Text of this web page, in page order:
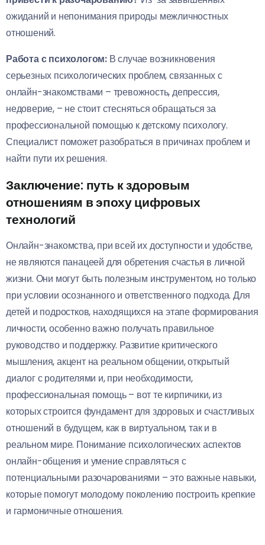
ожиданий и непонимания природы межличностных
отношений.
Работа с психологом: В случае возникновения
серьезных психологических проблем, связанных с
онлайн-знакомствами – тревожность, депрессия,
недоверие, – не стоит стесняться обращаться за
профессиональной помощью к детскому психологу.
Специалист поможет разобраться в причинах проблем и
найти пути их решения.
Заключение: путь к здоровым
отношениям в эпоху цифровых
технологий
Онлайн-знакомства, при всей их доступности и удобстве,
не являются панацеей для обретения счастья в личной
жизни. Они могут быть полезным инструментом, но только
при условии осознанного и ответственного подхода. Для
детей и подростков, находящихся на этапе формирования
личности, особенно важно получать правильное
руководство и поддержку. Развитие критического
мышления, акцент на реальном общении, открытый
диалог с родителями и, при необходимости,
профессиональная помощь – вот те кирпичики, из
которых строится фундамент для здоровых и счастливых
отношений в будущем, как в виртуальном, так и в
реальном мире. Понимание психологических аспектов
онлайн-общения и умение справляться с
потенциальными разочарованиями – это важные навыки,
которые помогут молодому поколению построить крепкие
и гармоничные отношения.